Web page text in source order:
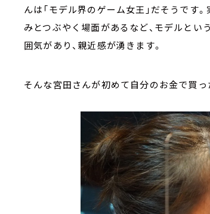
んは「モデル界のゲーム女王」だそうです
みとつぶやく場面があるなど、モデルと
囲気があり、親近感が湧きます。
そんな宮田さんが初めて自分のお金で買